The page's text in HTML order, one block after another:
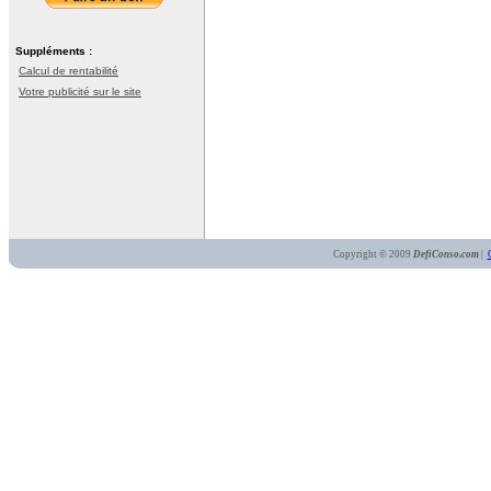
Suppléments :
Calcul de rentabilité
Votre publicité sur le site
Copyright © 2009 DefiConso.com|